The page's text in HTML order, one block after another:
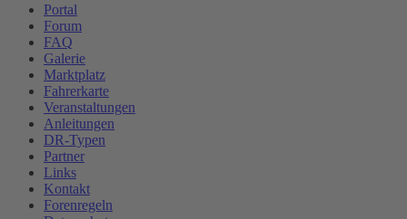
Portal
Forum
FAQ
Galerie
Marktplatz
Fahrerkarte
Veranstaltungen
Anleitungen
DR-Typen
Partner
Links
Kontakt
Forenregeln